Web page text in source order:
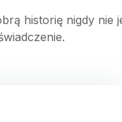
historię nigdy nie